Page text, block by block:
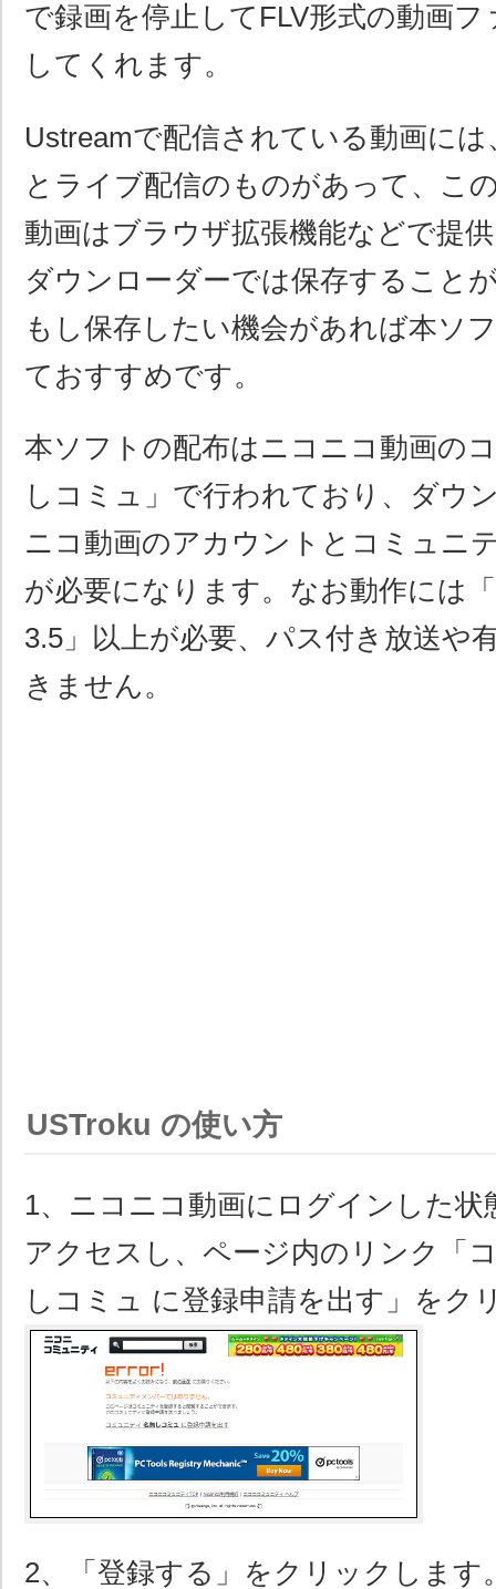
で録画を停止してFLV形式の動画
してくれます。
Ustreamで配信されている動画に
とライブ配信のものがあって、こ
動画はブラウザ拡張機能などで提
ダウンローダーでは保存すること
もし保存したい機会があれば本ソ
ておすすめです。
本ソフトの配布はニコニコ動画の
しコミュ」で行われており、ダウ
ニコ動画のアカウントとコミュニ
が必要になります。なお動作には
3.5」以上が必要、パス付き放送や
きません。
USTroku の使い方
1、ニコニコ動画にログインした状
アクセスし、ページ内のリンク「
しコミュ に登録申請を出す」をク
2、「登録する」をクリックします